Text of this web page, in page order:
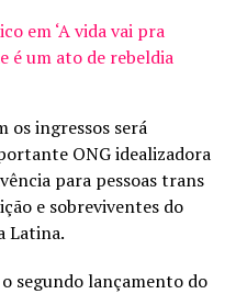
em ‘A vida vai pra
é um ato de rebeldia
os ingressos será
ONG idealizadora
para pessoas trans
e sobreviventes do
Latina.
o segundo lançamento do